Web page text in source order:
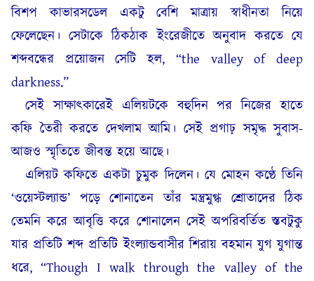
বিশপ কাভারসডেল একটু বেশি মাত্রায় স্বাধীনতা নিয়ে
ফেলেছেন। সেটাকে ঠিকঠাক ইংরেজীতে অনুবাদ করতে যে
শব্দবন্ধের প্রয়োজন সেটি হল, “the valley of deep
darkness.”
সেই সাক্ষাৎকারেই এলিয়টকে বহুদিন পর নিজের হাতে
কফি তৈরী করতে দেখলাম আমি। সেই প্রগাঢ় সমৃদ্ধ সুবাস-
আজও স্মৃতিতে জীবন্ত হয়ে আছে।
এলিয়ট কফিতে একটা চুমুক দিলেন। যে মোহন কণ্ঠে তিনি
‘ওয়েস্টল্যান্ড’ পড়ে শোনাতেন তাঁর মন্ত্রমুগ্ধ শ্রোতাদের ঠিক
তেমনি করে আবৃত্তি করে শোনালেন সেই অপরিবর্তিত স্তবটুকু
যার প্রতিটি শব্দ প্রতিটি ইংল্যান্ডবাসীর শিরায় বহমান যুগ যুগান্ত
ধরে, “Though I walk through the valley of the